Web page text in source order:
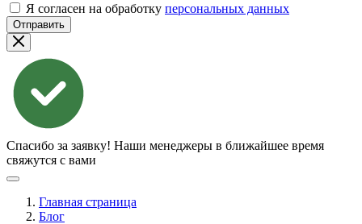
Я согласен на обработку персональных данных
Отправить
Спасибо за заявку! Наши менеджеры в ближайшее время
свяжутся с вами
Главная страница
Блог